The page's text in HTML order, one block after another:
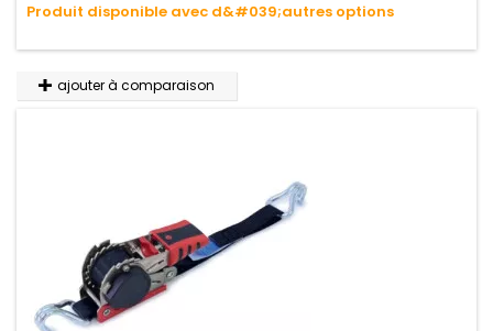
Produit disponible avec d&#039;autres options
ajouter à comparaison